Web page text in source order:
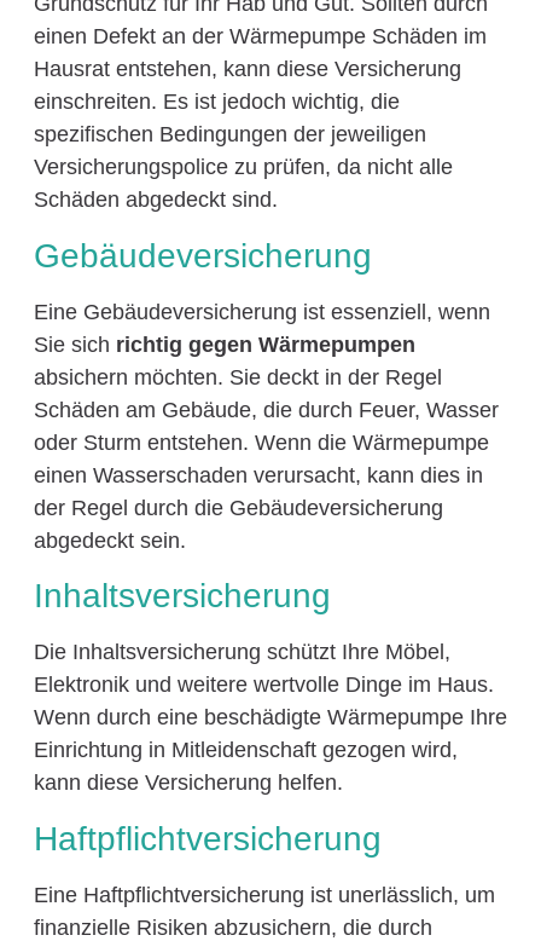
einen Defekt an der Wärmepumpe Schäden im
Hausrat entstehen, kann diese Versicherung
einschreiten. Es ist jedoch wichtig, die
spezifischen Bedingungen der jeweiligen
Versicherungspolice zu prüfen, da nicht alle
Schäden abgedeckt sind.
Gebäudeversicherung
Eine Gebäudeversicherung ist essenziell, wenn
Sie sich richtig gegen Wärmepumpen
absichern möchten. Sie deckt in der Regel
Schäden am Gebäude, die durch Feuer, Wasser
oder Sturm entstehen. Wenn die Wärmepumpe
einen Wasserschaden verursacht, kann dies in
der Regel durch die Gebäudeversicherung
abgedeckt sein.
Inhaltsversicherung
Die Inhaltsversicherung schützt Ihre Möbel,
Elektronik und weitere wertvolle Dinge im Haus.
Wenn durch eine beschädigte Wärmepumpe Ihre
Einrichtung in Mitleidenschaft gezogen wird,
kann diese Versicherung helfen.
Haftpflichtversicherung
Eine Haftpflichtversicherung ist unerlässlich, um
finanzielle Risiken abzusichern, die durch